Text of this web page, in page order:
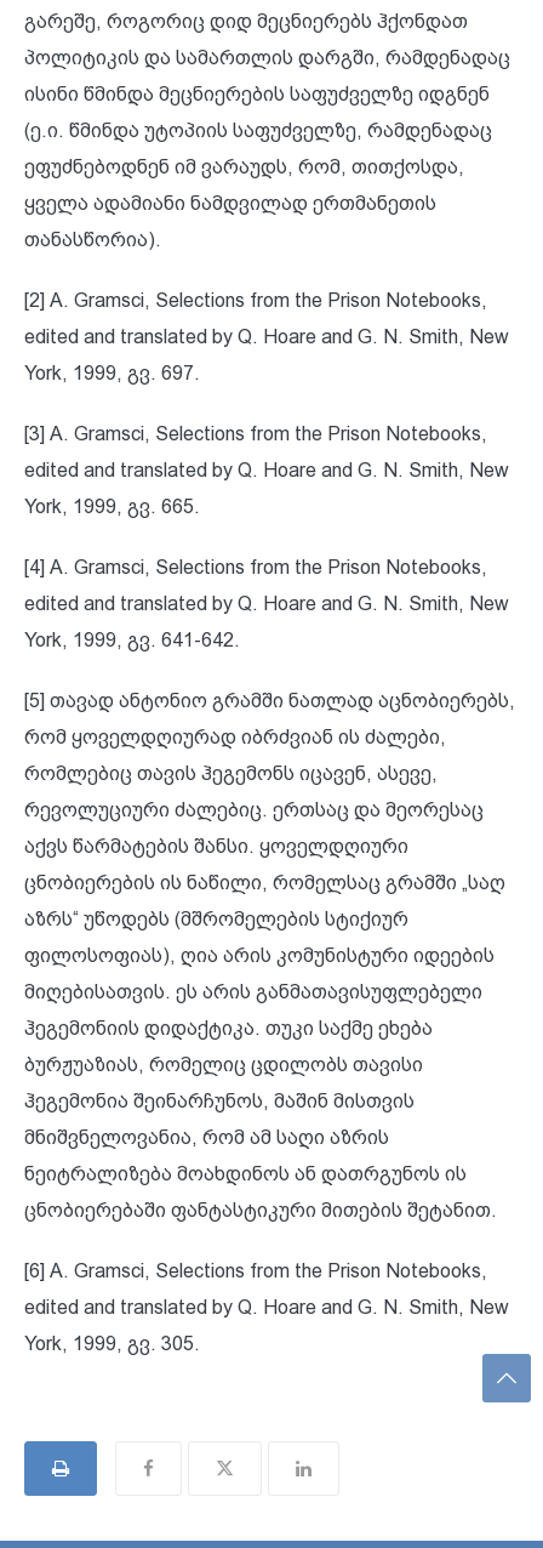
გარეშე, როგორიც დიდ მეცნიერებს ჰქონდათ
პოლიტიკის და სამართლის დარგში, რამდენადაც
ისინი წმინდა მეცნიერების საფუძველზე იდგნენ
(ე.ი. წმინდა უტოპიის საფუძველზე, რამდენადაც
ეფუძნებოდნენ იმ ვარაუდს, რომ, თითქოსდა,
ყველა ადამიანი ნამდვილად ერთმანეთის
თანასწორია).
[2] A. Gramsci, Selections from the Prison Notebooks,
edited and translated by Q. Hoare and G. N. Smith, New
York, 1999, გვ. 697.
[3] A. Gramsci, Selections from the Prison Notebooks,
edited and translated by Q. Hoare and G. N. Smith, New
York, 1999, გვ. 665.
[4] A. Gramsci, Selections from the Prison Notebooks,
edited and translated by Q. Hoare and G. N. Smith, New
York, 1999, გვ. 641-642.
[5] თავად ანტონიო გრამში ნათლად აცნობიერებს,
რომ ყოველდღიურად იბრძვიან ის ძალები,
რომლებიც თავის ჰეგემონს იცავენ, ასევე,
რევოლუციური ძალებიც. ერთსაც და მეორესაც
აქვს წარმატების შანსი. ყოველდღიური
ცნობიერების ის ნაწილი, რომელსაც გრამში „საღ
აზრს“ უწოდებს (მშრომელების სტიქიურ
ფილოსოფიას), ღია არის კომუნისტური იდეების
მიღებისათვის. ეს არის განმათავისუფლებელი
ჰეგემონიის დიდაქტიკა. თუკი საქმე ეხება
ბურჟუაზიას, რომელიც ცდილობს თავისი
ჰეგემონია შეინარჩუნოს, მაშინ მისთვის
მნიშვნელოვანია, რომ ამ საღი აზრის
ნეიტრალიზება მოახდინოს ან დათრგუნოს ის
ცნობიერებაში ფანტასტიკური მითების შეტანით.
[6] A. Gramsci, Selections from the Prison Notebooks,
edited and translated by Q. Hoare and G. N. Smith, New
York, 1999, გვ. 305.